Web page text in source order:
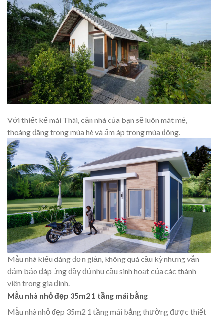
Với thiết kế mái Thái, căn nhà của bạn sẽ luôn mát mẻ,
thoáng đãng trong mùa hè và ấm áp trong mùa đông.
Mẫu nhà kiểu dáng đơn giản, không quá cầu kỳ nhưng vẫn
đảm bảo đáp ứng đầy đủ nhu cầu sinh hoạt của các thành
viên trong gia đình.
Mẫu nhà nhỏ đẹp 35m2 1 tầng mái bằng
Mẫu nhà nhỏ đẹp 35m2 1 tầng mái bằng thường được thiết